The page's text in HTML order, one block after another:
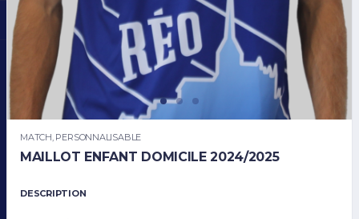
MATCH, PERSONNALISABLE
MAILLOT ENFANT DOMICILE 2024/2025
DESCRIPTION